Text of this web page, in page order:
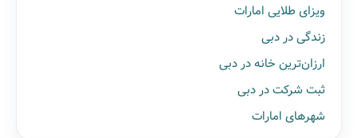
ویزای طلایی امارات
زندگی در دبی
ارزان‌ترین خانه در دبی
ثبت شرکت در دبی
شهرهای امارات